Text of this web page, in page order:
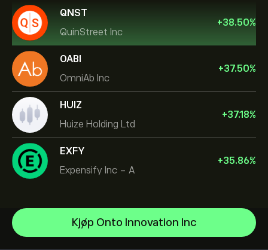
QNST
QuinStreet Inc
+38.50%
OABI
OmniAb Inc
+37.50%
HUIZ
Huize Holding Ltd
+37.18%
EXFY
Expensify Inc - A
+35.86%
Kjøp Onto Innovation Inc
Celestica Inc
Apple